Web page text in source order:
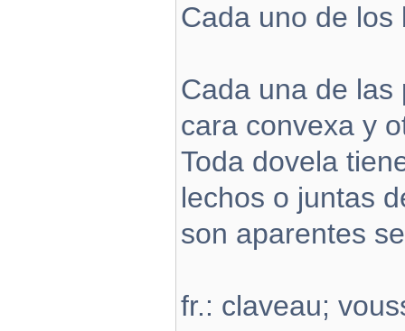
Cada uno de
Cada una de
cara convexa y
Toda dovela
lechos o juntas
son aparentes
fr.: claveau;